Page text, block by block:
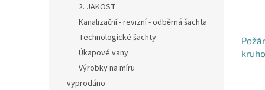
2. JAKOST
Kanalizační - revizní - odběrná šachta
Technologické šachty
Úkapové vany
Výrobky na míru
vyprodáno